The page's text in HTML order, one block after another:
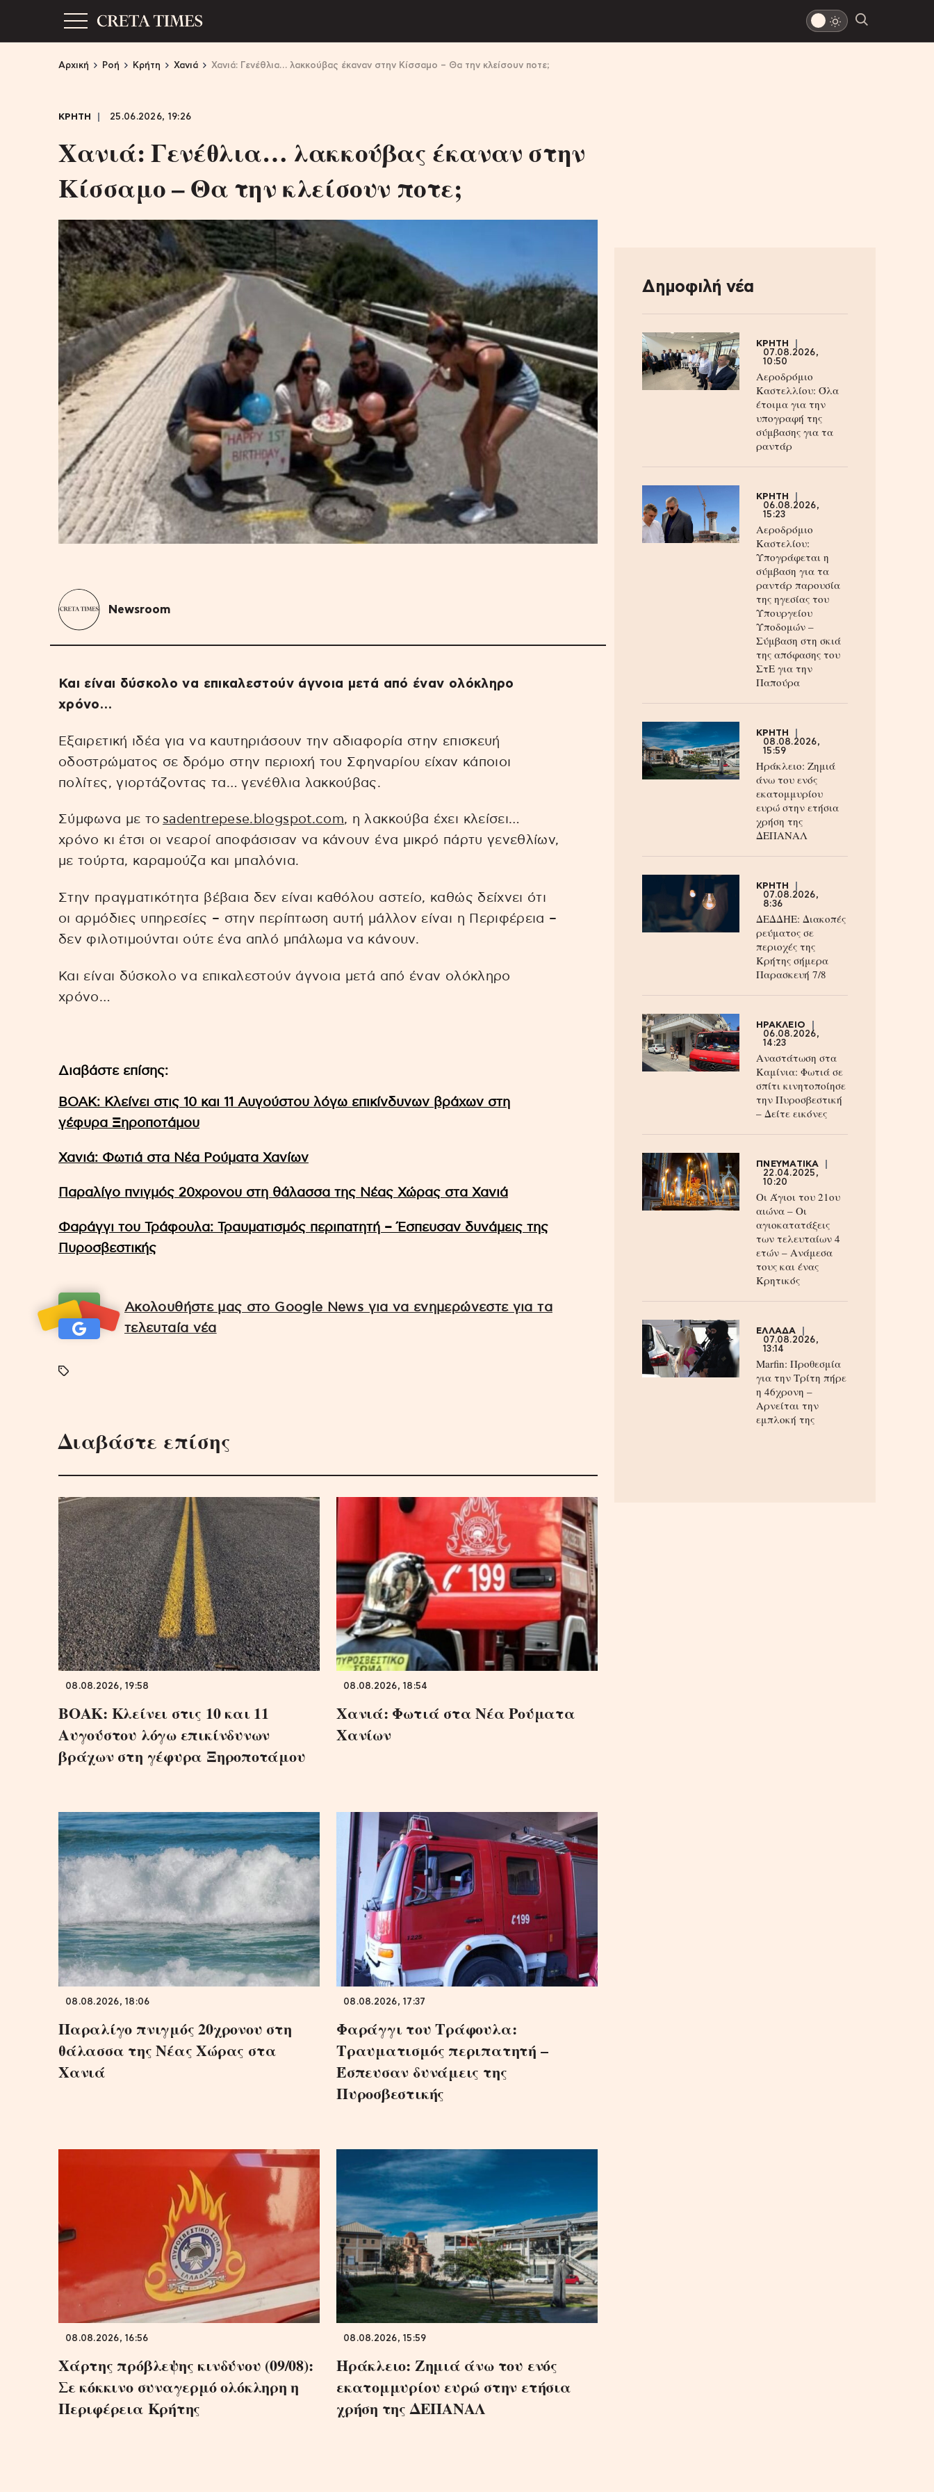
Αρχική Ροή Κρήτη Χανιά Χανιά: Γενέθλια… λακκούβας έκαναν στην Κίσσαμο – Θα την κλείσουν ποτε;
ΚΡΗΤΗ 25.06.2026, 19:26
Χανιά: Γενέθλια… λακκούβας έκαναν στην
Κίσσαμο – Θα την κλείσουν ποτε;
Newsroom
Και είναι δύσκολο να επικαλεστούν άγνοια μετά από έναν ολόκληρο
χρόνο…
Εξαιρετική ιδέα για να καυτηριάσουν την αδιαφορία στην επισκευή
οδοστρώματος σε δρόμο στην περιοχή του Σφηναρίου είχαν κάποιοι
πολίτες, γιορτάζοντας τα… γενέθλια λακκούβας.
Σύμφωνα με το sadentrepese.blogspot.com, η λακκούβα έχει κλείσει…
χρόνο κι έτσι οι νεαροί αποφάσισαν να κάνουν ένα μικρό πάρτυ γενεθλίων,
με τούρτα, καραμούζα και μπαλόνια.
Στην πραγματικότητα βέβαια δεν είναι καθόλου αστείο, καθώς δείχνει ότι
οι αρμόδιες υπηρεσίες – στην περίπτωση αυτή μάλλον είναι η Περιφέρεια –
δεν φιλοτιμούνται ούτε ένα απλό μπάλωμα να κάνουν.
Και είναι δύσκολο να επικαλεστούν άγνοια μετά από έναν ολόκληρο
χρόνο…
Διαβάστε επίσης:
ΒΟΑΚ: Κλείνει στις 10 και 11 Αυγούστου λόγω επικίνδυνων βράχων στη
γέφυρα Ξηροποτάμου
Χανιά: Φωτιά στα Νέα Ρούματα Χανίων
Παραλίγο πνιγμός 20χρονου στη θάλασσα της Νέας Χώρας στα Χανιά
Φαράγγι του Τράφουλα: Τραυματισμός περιπατητή – Έσπευσαν δυνάμεις της
Πυροσβεστικής
Ακολουθήστε μας στο Google News για να ενημερώνεστε για τα
τελευταία νέα
Διαβάστε επίσης
08.08.2026, 19:58
ΒΟΑΚ: Κλείνει στις 10 και 11
Αυγούστου λόγω επικίνδυνων
βράχων στη γέφυρα Ξηροποτάμου
08.08.2026, 18:54
Χανιά: Φωτιά στα Νέα Ρούματα
Χανίων
08.08.2026, 18:06
Παραλίγο πνιγμός 20χρονου στη
θάλασσα της Νέας Χώρας στα
Χανιά
08.08.2026, 17:37
Φαράγγι του Τράφουλα:
Τραυματισμός περιπατητή –
Έσπευσαν δυνάμεις της
Πυροσβεστικής
08.08.2026, 16:56
Χάρτης πρόβλεψης κινδύνου (09/08):
Σε κόκκινο συναγερμό ολόκληρη η
Περιφέρεια Κρήτης
08.08.2026, 15:59
Ηράκλειο: Ζημιά άνω του ενός
εκατομμυρίου ευρώ στην ετήσια
χρήση της ΔΕΠΑΝΑΛ
Δημοφιλή νέα
ΚΡΗΤΗ
07.08.2026,
10:50
Αεροδρόμιο
Καστελλίου: Όλα
έτοιμα για την
υπογραφή της
σύμβασης για τα
ραντάρ
ΚΡΗΤΗ
06.08.2026,
15:23
Αεροδρόμιο
Καστελίου:
Υπογράφεται η
σύμβαση για τα
ραντάρ παρουσία
της ηγεσίας του
Υπουργείου
Υποδομών –
Σύμβαση στη σκιά
της απόφασης του
ΣτΕ για την
Παπούρα
ΚΡΗΤΗ
08.08.2026,
15:59
Ηράκλειο: Ζημιά
άνω του ενός
εκατομμυρίου
ευρώ στην ετήσια
χρήση της
ΔΕΠΑΝΑΛ
ΚΡΗΤΗ
07.08.2026,
8:36
ΔΕΔΔΗΕ: Διακοπές
ρεύματος σε
περιοχές της
Κρήτης σήμερα
Παρασκευή 7/8
ΗΡΑΚΛΕΙΟ
06.08.2026,
14:23
Αναστάτωση στα
Καμίνια: Φωτιά σε
σπίτι κινητοποίησε
την Πυροσβεστική
– Δείτε εικόνες
ΠΝΕΥΜΑΤΙΚΑ
22.04.2025,
10:20
Οι Άγιοι του 21ου
αιώνα – Οι
αγιοκατατάξεις
των τελευταίων 4
ετών – Ανάμεσα
τους και ένας
Κρητικός
ΕΛΛΑΔΑ
07.08.2026,
13:14
Marfin: Προθεσμία
για την Τρίτη πήρε
η 46χρονη –
Aρνείται την
εμπλοκή της